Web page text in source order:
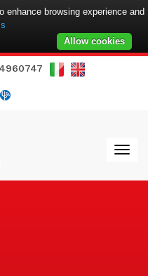
browsing experience and
Allow cookies